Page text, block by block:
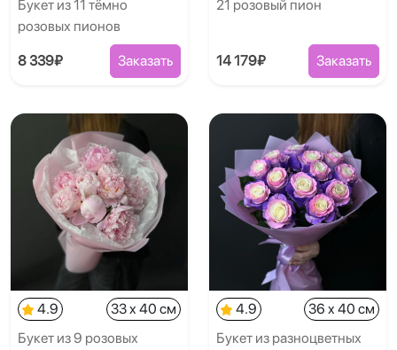
Букет из 11 тёмно
розовых пионов
8 339₽ Заказать
21 розовый пион
14 179₽ Заказать
4.9
33 x 40 см
Букет из 9 розовых
4.9
36 x 40 см
Букет из разноцветных